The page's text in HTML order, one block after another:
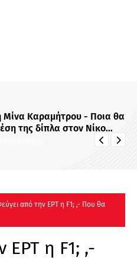
και πάλι»: Με τον ίδιο τίτλο
εκπομπή της Σίσσυς
στο Mega - Πότε κάνει
από την ΕΡΤ η F1; ,- Που θα
ΕΡΤ η F1; ,-